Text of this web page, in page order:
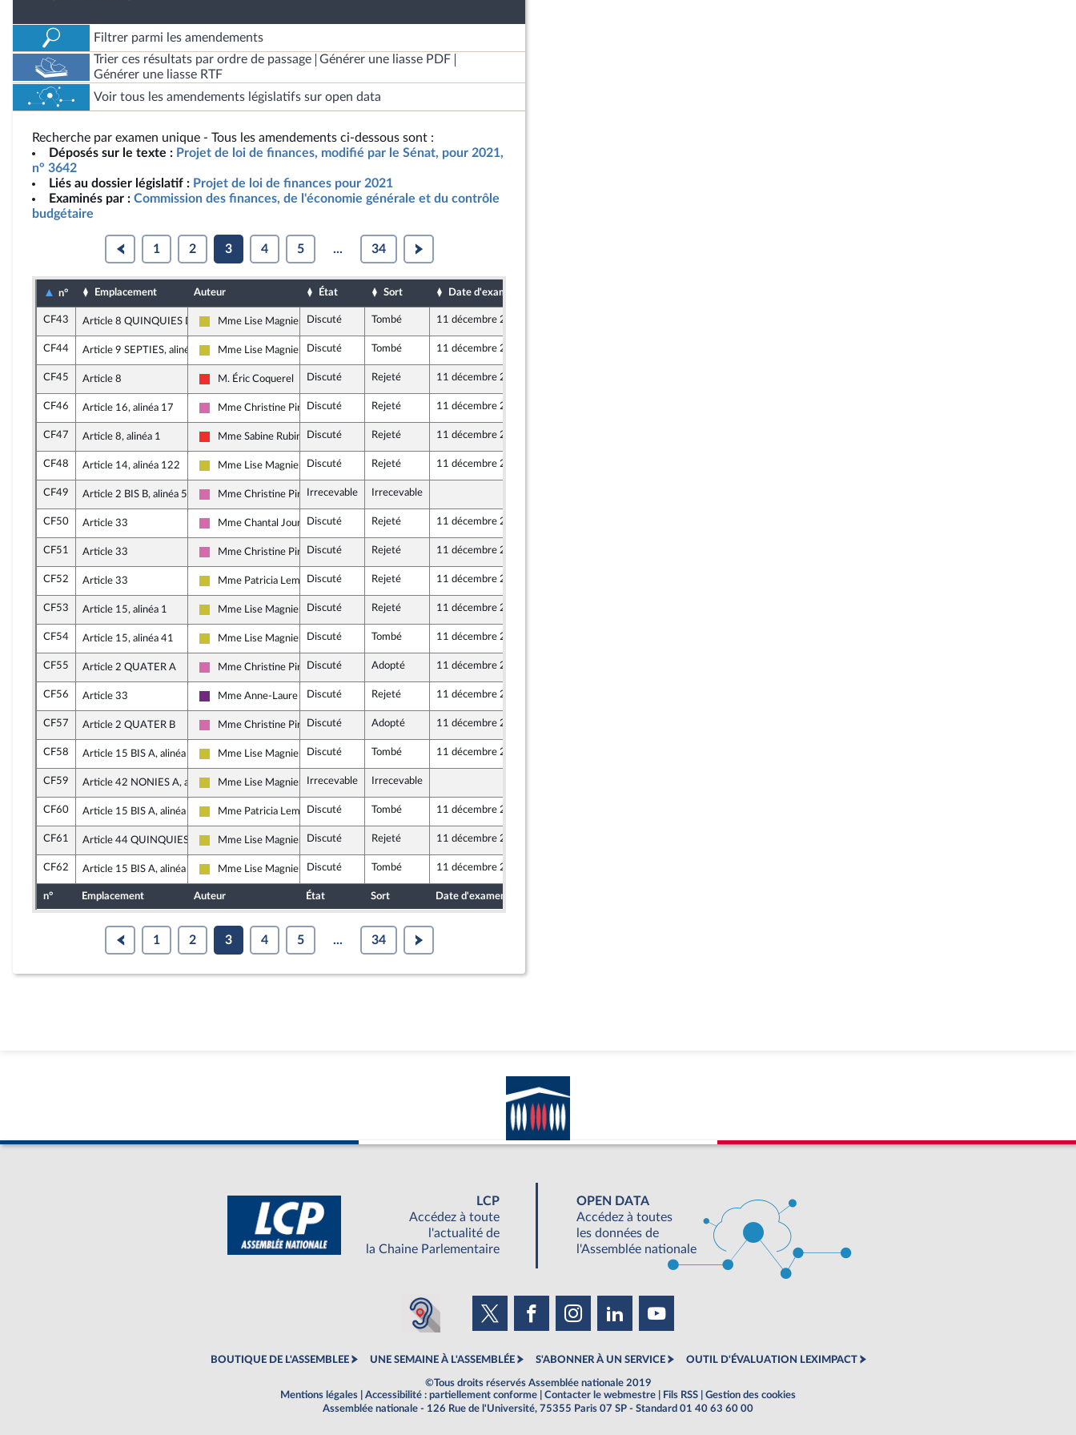
Filtrer parmi les amendements
Trier ces résultats par ordre de passage
Générer une liasse PDF
Générer une liasse RTF
Voir tous les amendements législatifs sur open data
Recherche par examen unique - Tous les amendements ci-dessous sont :
Déposés sur le texte : Projet de loi de finances, modifié par le Sénat, pour 2021,
n° 3642
Liés au dossier législatif : Projet de loi de finances pour 2021
Examinés par : Commission des finances, de l'économie générale et du contrôle
budgétaire
1 2 3 4 5 ... 34
n° Emplacement Auteur État Sort Date d'examen
CF43 Article 8 QUINQUIES D, alinéa 1
Agir ensemble
Mme Lise Magnier Discuté Tombé 11 décembre 2020
CF44 Article 9 SEPTIES, alinéa 2
Agir ensemble
Mme Lise Magnier Discuté Tombé 11 décembre 2020
CF45 Article 8
La France insoumise
M. Éric Coquerel Discuté Rejeté 11 décembre 2020
CF46 Article 16, alinéa 17
Socialistes et apparentés
Mme Christine Pirès Beaune
Discuté Rejeté 11 décembre 2020
CF47 Article 8, alinéa 1
La France insoumise
Mme Sabine Rubin Discuté Rejeté 11 décembre 2020
CF48 Article 14, alinéa 122
Agir ensemble
Mme Lise Magnier Discuté Rejeté 11 décembre 2020
CF49 Article 2 BIS B, alinéa 5
Socialistes et apparentés
Mme Christine Pirès Beaune
Irrecevable Irrecevable
CF50 Article 33
Socialistes et apparentés
Mme Chantal JourdanDiscuté Rejeté 11 décembre 2020
CF51 Article 33
Socialistes et apparentés
Mme Christine Pirès Beaune
Discuté Rejeté 11 décembre 2020
CF52 Article 33
Agir ensemble
Mme Patricia LemoineDiscuté Rejeté 11 décembre 2020
CF53 Article 15, alinéa 1
Agir ensemble
Mme Lise Magnier Discuté Rejeté 11 décembre 2020
CF54 Article 15, alinéa 41
Agir ensemble
Mme Lise Magnier Discuté Tombé 11 décembre 2020
CF55 Article 2 QUATER A
Socialistes et apparentés
Mme Christine Pirès Beaune
Discuté Adopté 11 décembre 2020
CF56 Article 33
La République en Marche
Mme Anne-Laure Cattelot
Discuté Rejeté 11 décembre 2020
CF57 Article 2 QUATER B
Socialistes et apparentés
Mme Christine Pirès Beaune
Discuté Adopté 11 décembre 2020
CF58 Article 15 BIS A, alinéa 2
Agir ensemble
Mme Lise Magnier Discuté Tombé 11 décembre 2020
CF59 Article 42 NONIES A, alinéa 12
Agir ensemble
Mme Lise Magnier Irrecevable Irrecevable
CF60 Article 15 BIS A, alinéa 2
Agir ensemble
Mme Patricia LemoineDiscuté Tombé 11 décembre 2020
CF61 Article 44 QUINQUIES
Agir ensemble
Mme Lise Magnier Discuté Rejeté 11 décembre 2020
CF62 Article 15 BIS A, alinéa 2
Agir ensemble
Mme Lise Magnier Discuté Tombé 11 décembre 2020
n° Emplacement Auteur État Sort Date d'examen
1 2 3 4 5 ... 34
LCP
Accédez à toute
l'actualité de
la Chaine Parlementaire
OPEN DATA
Accédez à toutes
les données de
l'Assemblée nationale
BOUTIQUE DE L'ASSEMBLEE UNE SEMAINE À L'ASSEMBLÉE S'ABONNER À UN SERVICE OUTIL D'ÉVALUATION LEXIMPACT
©Tous droits réservés Assemblée nationale 2019
Mentions légales
Accessibilité : partiellement conforme Contacter le webmestre Fils RSS
Gestion des cookies
Assemblée nationale - 126 Rue de l'Université, 75355 Paris 07 SP - Standard 01 40 63 60 00